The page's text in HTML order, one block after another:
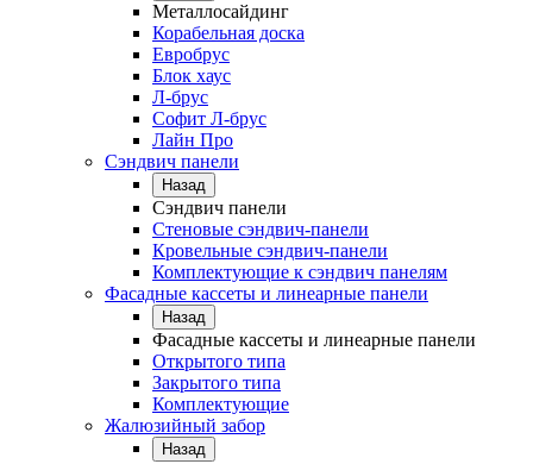
Металлосайдинг
Корабельная доска
Евробрус
Блок хаус
Л-брус
Софит Л-брус
Лайн Про
Сэндвич панели
Назад
Сэндвич панели
Стеновые сэндвич-панели
Кровельные сэндвич-панели
Комплектующие к сэндвич панелям
Фасадные кассеты и линеарные панели
Назад
Фасадные кассеты и линеарные панели
Открытого типа
Закрытого типа
Комплектующие
Жалюзийный забор
Назад